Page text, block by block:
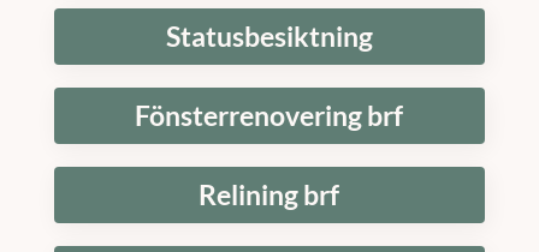
Statusbesiktning
Fönsterrenovering brf
Relining brf